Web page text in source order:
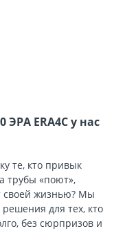
ЭРА ERA4C у нас
те, кто привык
трубы «поют»,
своей жизнью? Мы
для тех, кто
без сюрпризов и